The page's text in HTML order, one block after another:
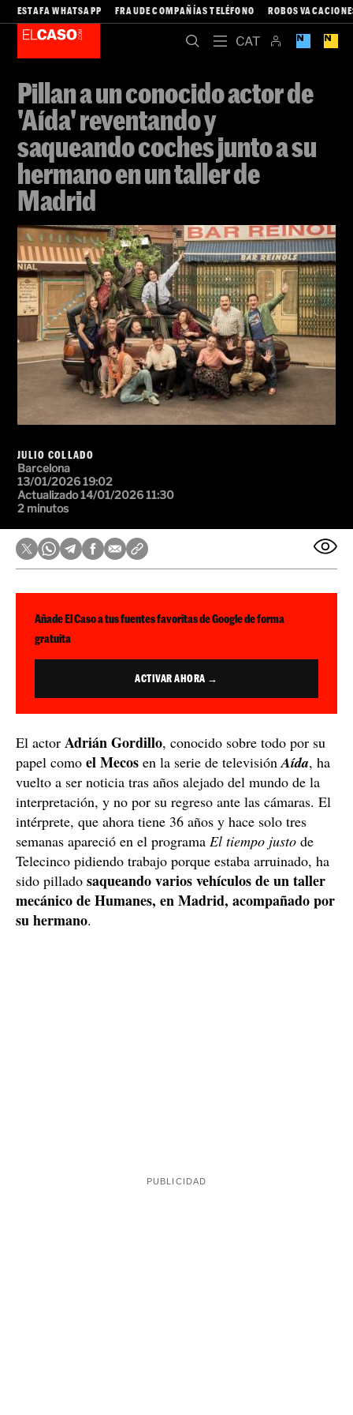
ESTAFA WHATSAPP FRAUDE COMPAÑÍAS TELÉFONO ROBOS
Pillan a un conocido actor de
'Aída' reventando y
saqueando coches junto a su
hermano en un taller de
Madrid
JULIO COLLADO
Barcelona
13/01/2026 19:02
Actualizado 14/01/2026 11:30
2 minutos
Añade El Caso a tus fuentes favoritas de Google de forma
gratuita
ACTIVAR AHORA →
El actor Adrián Gordillo, conocido sobre todo por su
papel como el Mecos en la serie de televisiónAída, ha
vuelto a ser noticia tras años alejado del mundo de la
interpretación, y no por su regreso ante las cámaras. El
intérprete, que ahora tiene 36 años y hace solo tres
semanas apareció en el programa El tiempo justo de
Telecinco pidiendo trabajo porque estaba arruinado, ha
sido pillado saqueando varios vehículos de un taller
mecánico de Humanes, en Madrid, acompañado por
su hermano.